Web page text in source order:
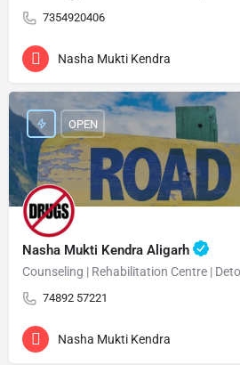
7354920406
Nasha Mukti Kendra
Nasha Mukti Kendra Aligarh
74892 57221
OPEN
Nasha Mukti Kendra